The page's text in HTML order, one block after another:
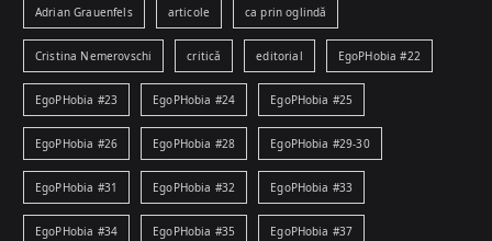
Adrian Grauenfels articole ca prin oglindă
Cristina Nemerovschi critică editorial EgoPHobia #22
EgoPHobia #23 EgoPHobia #24 EgoPHobia #25
EgoPHobia #26 EgoPHobia #28 EgoPHobia #29-30
EgoPHobia #31 EgoPHobia #32 EgoPHobia #33
EgoPHobia #34 EgoPHobia #35 EgoPHobia #37